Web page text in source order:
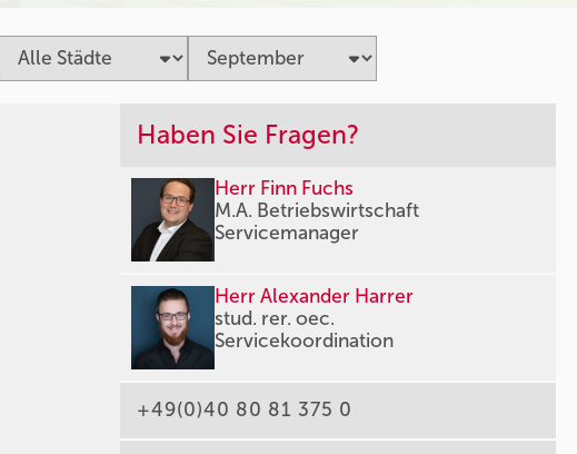
Haben Sie Fragen?
Herr Finn Fuchs
M.A. Betriebswirtschaft
Servicemanager
Herr Alexander Harrer
stud. rer. oec.
Servicekoordination
+49(0)40 80 81 375 0